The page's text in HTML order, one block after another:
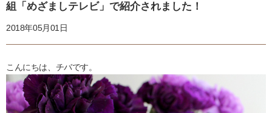
組「めざましテレビ」で紹介されました！
2018年05月01日
こんにちは、チバです。